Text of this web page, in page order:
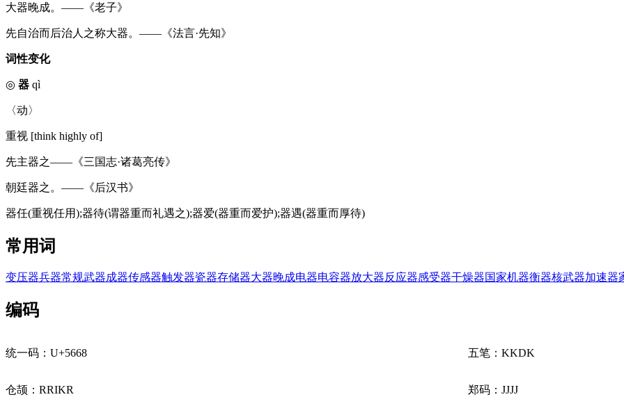
大器晚成。——《老子》
先自治而后治人之称大器。——《法言·先知》
词性变化
◎ 器 qì
〈动〉
重视 [think highly of]
先主器之——《三国志·诸葛亮传》
朝廷器之。——《后汉书》
器任(重视任用);器待(谓器重而礼遇之);器爱(器重而爱护);器遇(器重而厚待)
常用词
变压器兵器常规武器成器传感器触发器瓷器存储器大器晚成电器电容器放大器反应器感受器干燥器国家机器衡器核武器加速器
编码
统一码：U+5668 五笔：KKDK
仓颉：RRIKR 郑码：JJJJ